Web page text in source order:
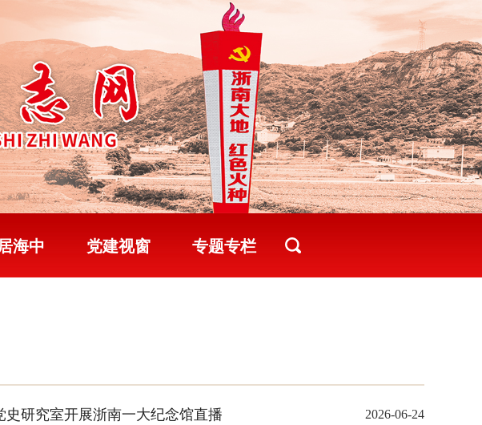
海中 党建视窗 专题专栏
研究室开展浙南一大纪念馆直播 2026-06-24